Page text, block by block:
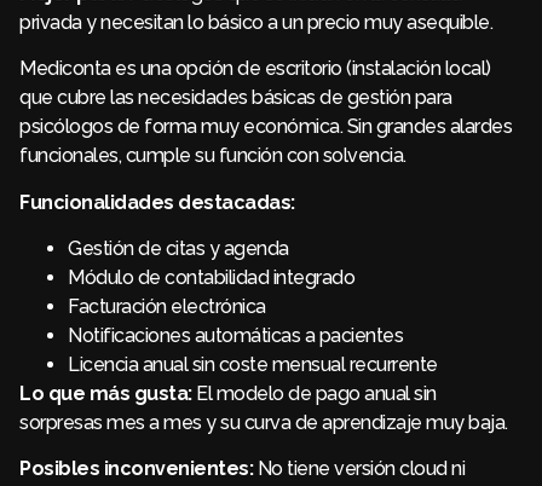
privada y necesitan lo básico a un precio muy asequible.
Mediconta es una opción de escritorio (instalación local)
que cubre las necesidades básicas de gestión para
psicólogos de forma muy económica. Sin grandes alardes
funcionales, cumple su función con solvencia.
Funcionalidades destacadas:
Gestión de citas y agenda
Módulo de contabilidad integrado
Facturación electrónica
Notificaciones automáticas a pacientes
Licencia anual sin coste mensual recurrente
Lo que más gusta:El modelo de pago anual sin
sorpresas mes a mes y su curva de aprendizaje muy baja.
Posibles inconvenientes:No tiene versión cloud ni